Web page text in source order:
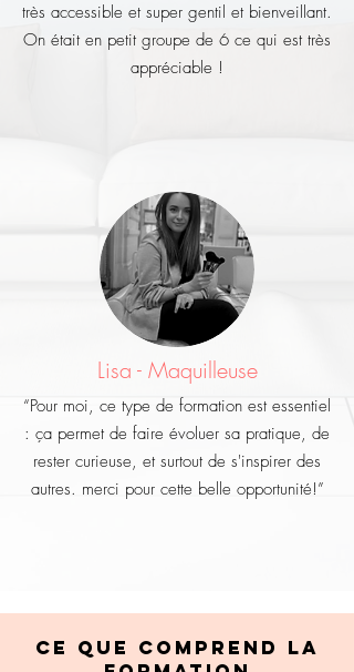
très accessible et super gentil et bienveillant.
On était en petit groupe de 6 ce qui est très
appréciable !
Lisa - Maquilleuse
“Pour moi, ce type de formation est essentiel
: ça permet de faire évoluer sa pratique, de
rester curieuse, et surtout de s'inspirer des
autres. merci pour cette belle opportunité!”
Ce que comprend la